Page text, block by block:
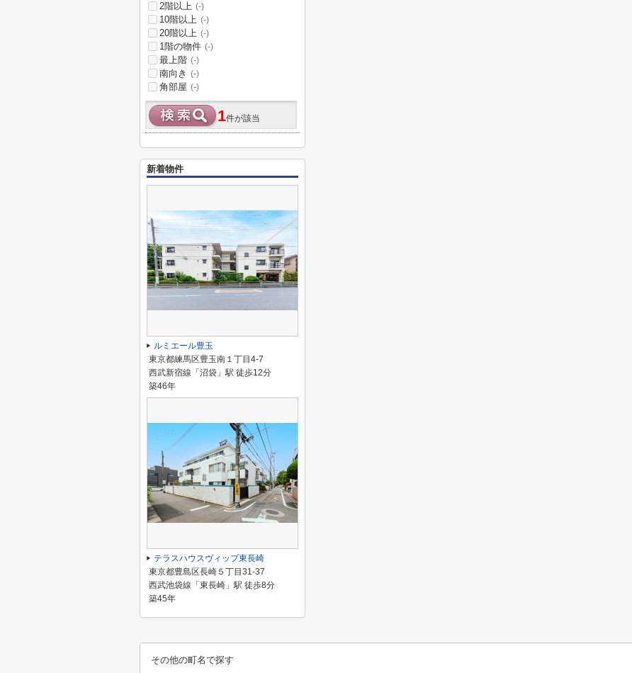
2階以上 (-)
10階以上 (-)
20階以上 (-)
1階の物件 (-)
最上階 (-)
南向き (-)
角部屋 (-)
1件が該当
新着物件
ルミエール豊玉
東京都練馬区豊玉南１丁目4-7
西武新宿線「沼袋」駅 徒歩12分
築46年
テラスハウスヴィップ東長崎
東京都豊島区長崎５丁目31-37
西武池袋線「東長崎」駅 徒歩8分
築45年
その他の町名で探す